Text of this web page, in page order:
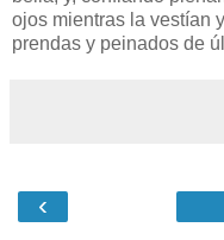
ojos mientras la vestían
prendas y peinados de
‹